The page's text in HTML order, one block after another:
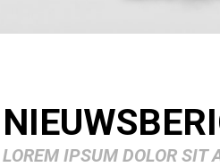
LOREM IPSUM DOLOR SIT